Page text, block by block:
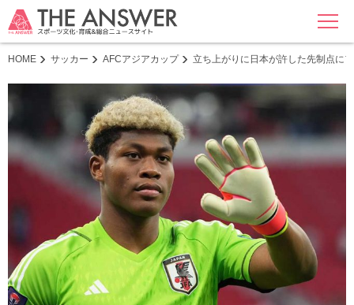
MENU
HOME サッカー AFCアジアカップ 立ち上がりに日本が許した先制点に